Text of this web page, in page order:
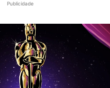
Publicidade